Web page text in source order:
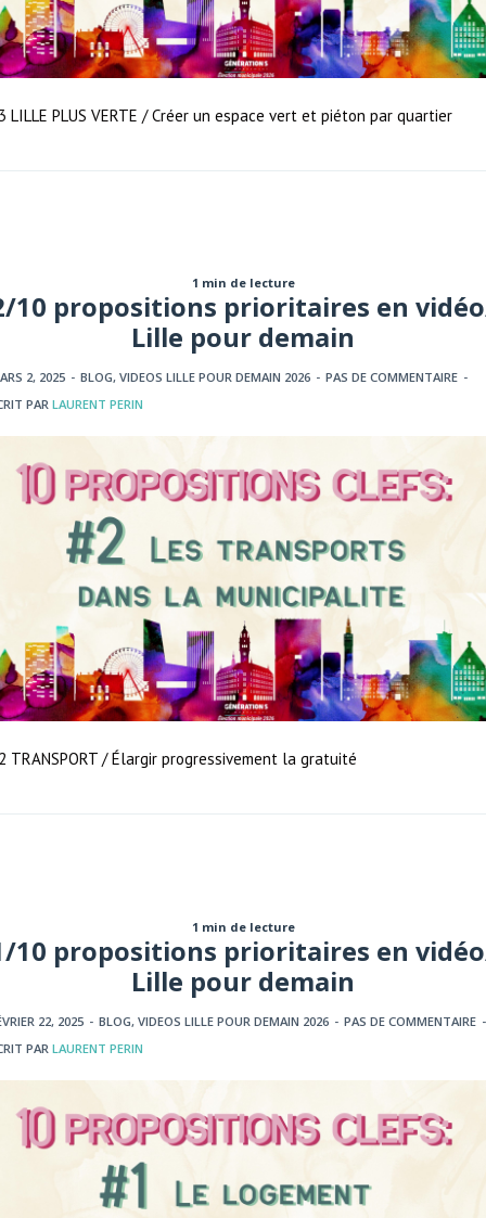
LILLE PLUS VERTE / Créer un espace vert et piéton par quartier
1 min de lecture
10 propositions prioritaires en
Lille pour demain
2, 2025 - BLOG, VIDEOS LILLE POUR DEMAIN 2026 - PAS DE COMMENTAIRE -
PARLAURENT PERIN
TRANSPORT / Élargir progressivement la gratuité
1 min de lecture
10 propositions prioritaires en
Lille pour demain
22, 2025 - BLOG, VIDEOS LILLE POUR DEMAIN 2026 - PAS DE COMMENTAIRE -
PARLAURENT PERIN